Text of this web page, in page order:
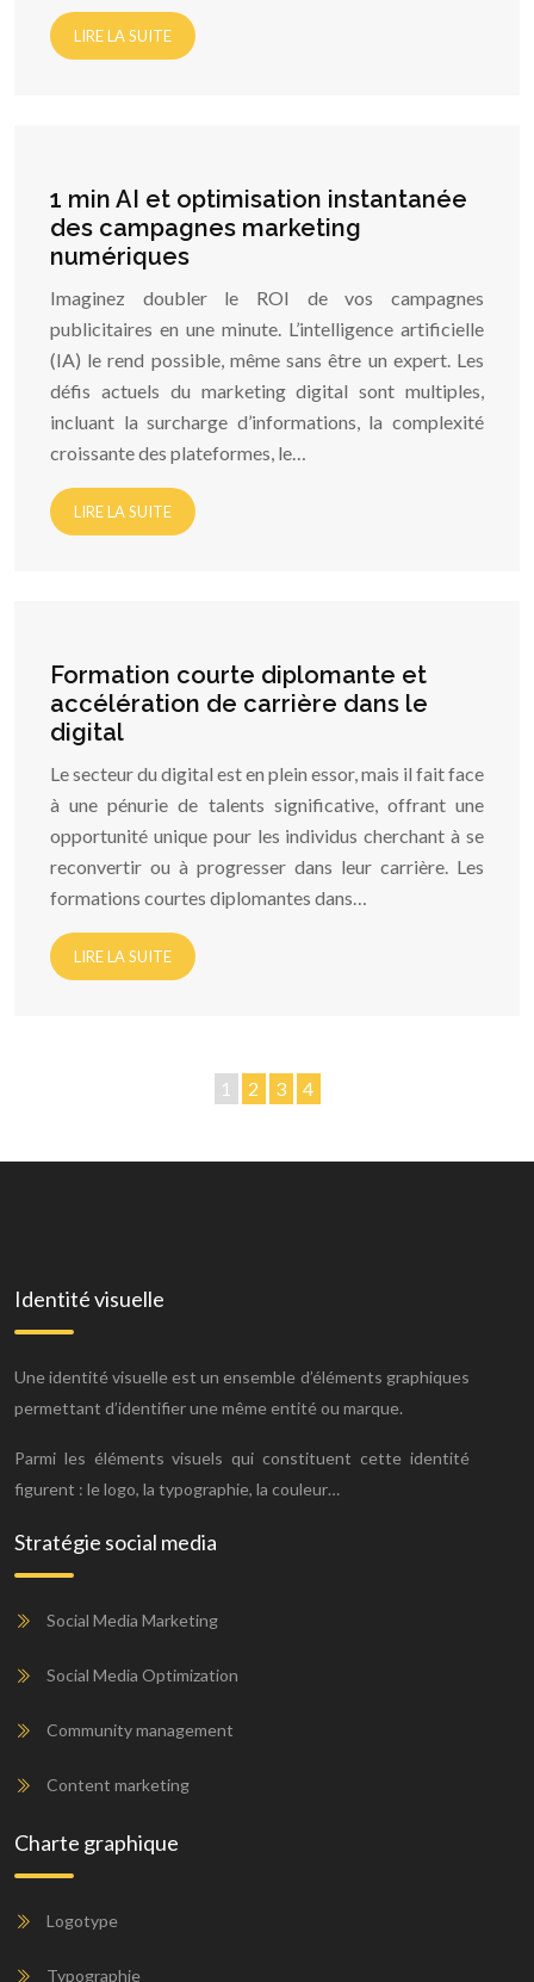
LIRE LA SUITE
1 min AI et optimisation instantanée
des campagnes marketing
numériques
Imaginez doubler le ROI de vos campagnes
publicitaires en une minute. L’intelligence artificielle
(IA) le rend possible, même sans être un expert. Les
défis actuels du marketing digital sont multiples,
incluant la surcharge d’informations, la complexité
croissante des plateformes, le…
LIRE LA SUITE
Formation courte diplomante et
accélération de carrière dans le
digital
Le secteur du digital est en plein essor, mais il fait face
à une pénurie de talents significative, offrant une
opportunité unique pour les individus cherchant à se
reconvertir ou à progresser dans leur carrière. Les
formations courtes diplomantes dans…
LIRE LA SUITE
1 2 3 4
Identité visuelle
Une identité visuelle est un ensemble d’éléments graphiques
permettant d’identifier une même entité ou marque.
Parmi les éléments visuels qui constituent cette identité
figurent : le logo, la typographie, la couleur…
Stratégie social media
Social Media Marketing
Social Media Optimization
Community management
Content marketing
Charte graphique
Logotype
Typographie